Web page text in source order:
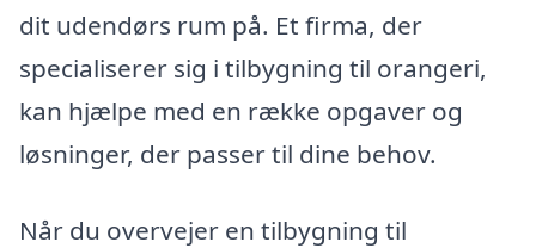
dit udendørs rum på. Et firma, der
specialiserer sig i tilbygning til orangeri,
kan hjælpe med en række opgaver og
løsninger, der passer til dine behov.
Når du overvejer en tilbygning til